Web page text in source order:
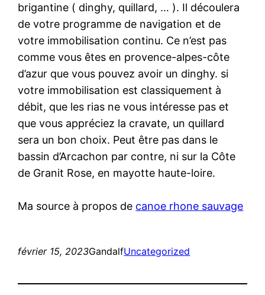
brigantine ( dinghy, quillard, … ). Il découlera
de votre programme de navigation et de
votre immobilisation continu. Ce n’est pas
comme vous êtes en provence-alpes-côte
d’azur que vous pouvez avoir un dinghy. si
votre immobilisation est classiquement à
débit, que les rias ne vous intéresse pas et
que vous appréciez la cravate, un quillard
sera un bon choix. Peut être pas dans le
bassin d’Arcachon par contre, ni sur la Côte
de Granit Rose, en mayotte haute-loire.
Ma source à propos de canoe rhone sauvage
février 15, 2023GandalfUncategorized